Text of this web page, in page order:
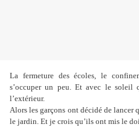
La fermeture des écoles, le
s’occuper un peu. Et avec le soleil
l’extérieur.
Alors les garçons ont décidé de lancer
le jardin. Et je crois qu’ils ont mis le